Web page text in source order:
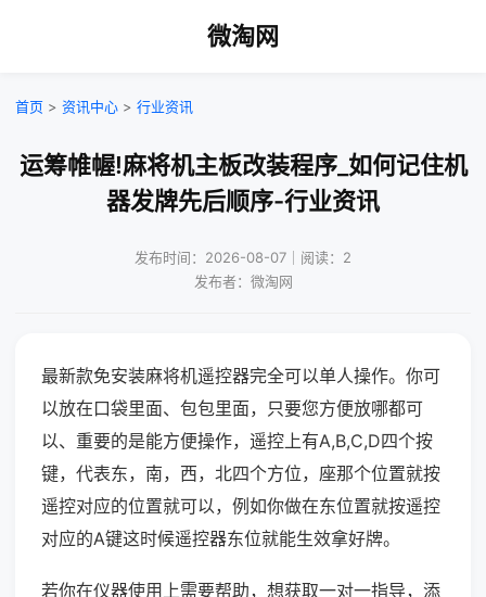
微淘网
首页 > 资讯中心 > 行业资讯
运筹帷幄!麻将机主板改装程序_如何记住机
器发牌先后顺序-行业资讯
发布时间：2026-08-07｜阅读：2
发布者：微淘网
最新款免安装麻将机遥控器完全可以单人操作。你可
以放在口袋里面、包包里面，只要您方便放哪都可
以、重要的是能方便操作，遥控上有A,B,C,D四个按
键，代表东，南，西，北四个方位，座那个位置就按
遥控对应的位置就可以，例如你做在东位置就按遥控
对应的A键这时候遥控器东位就能生效拿好牌。
若你在仪器使用上需要帮助，想获取一对一指导，添